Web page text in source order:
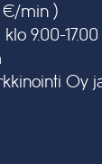
€/min )
9.00-17.00
Oy